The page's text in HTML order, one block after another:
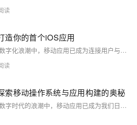
造你的首个iOS应用
【9月更文挑战第23天】在数字化浪潮中，移动应用已成为连接用户与数字世界的关键桥梁。本文将带领读者踏上开发属于自己的第一个iOS移动应用的旅程，从理解移动操作系统的核心概念出发，逐步深入到实际的应用构建过程中。通过简洁明了的语言和具体的代码示例，我们将一起探索如何在苹果的iOS平台上实现一个简单的“待办事项列表”应用，让读者不仅能够学习到编程知识，还能体会到将想法转化为现实产品的成就感。无论你是编程新手还是希望扩展技能的开发者，这篇文章都将为你提供一个实用的指南，帮助你迈出成为移动应用开发者的第一步。
索移动操作系统与应用构建的奥秘
【8月更文挑战第33天】在数字时代的浪潮中，移动应用已成为我们日常生活的一部分。本文将带您深入理解移动操作系统的工作原理，并揭示如何在这个多姿多彩的平台上开发出引人入胜的应用。我们将从基础概念出发，逐步深入到高级编程技巧，最终通过一个实际的代码示例，展示如何将理论应用于实践。无论您是初学者还是有经验的开发者，这篇文章都将为您提供宝贵的见解和灵感。让我们一起踏上这场激动人心的移动应用开发之旅吧！